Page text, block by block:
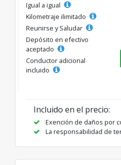
Igual a igual
Kilometraje ilimitado
Reunirse y Saludar
Depósito en efectivo
aceptado
Conductor adicional
incluido
Incluido en el precio:
Exención de daños por
La responsabilidad de